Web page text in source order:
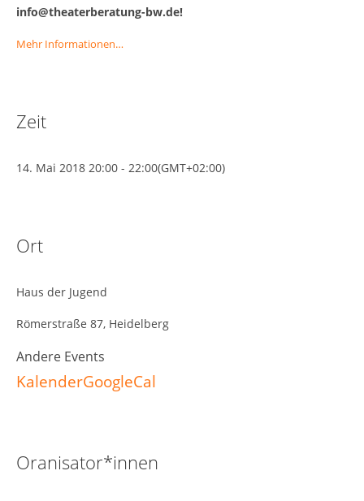
info@theaterberatung-bw.de!
Mehr Informationen…
Zeit
14. Mai 2018 20:00 - 22:00(GMT+02:00)
Ort
Haus der Jugend
Römerstraße 87, Heidelberg
Andere Events
KalenderGoogleCal
Oranisator*innen